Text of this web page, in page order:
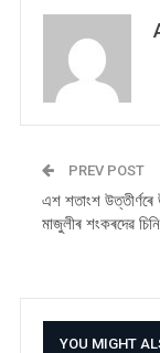
PREV POST
এশ শতাংশ
মাজুলীৰ শংকৰদেৱ
YOU MIGHT